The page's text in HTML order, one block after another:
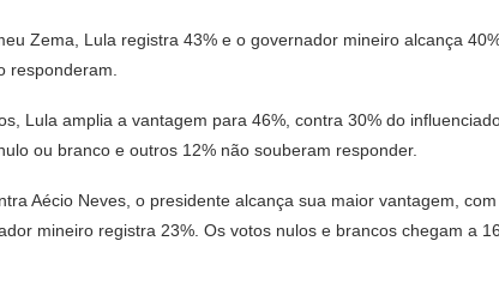
Zema, Lula registra 43% e o governador mineiro alcança
responderam.
Lula amplia a vantagem para 46%, contra 30% do
ou branco e outros 12% não souberam responder.
Aécio Neves, o presidente alcança sua maior vantagem,
mineiro registra 23%. Os votos nulos e brancos chegam a